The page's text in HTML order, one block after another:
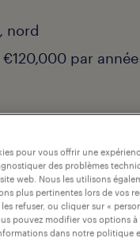
nord
par année
pour vous offrir une
des problèmes
web. Nous les utilisons
plus pertinentes lors de vos
refuser, ou cliquer sur «
pouvez modifier vos options
dans notre politique